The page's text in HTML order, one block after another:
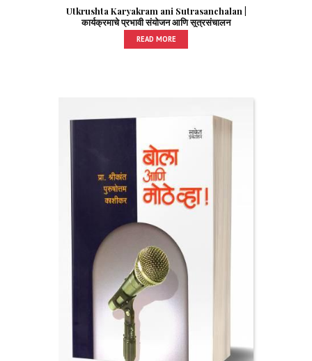
Utkrushta Karyakram ani Sutrasanchalan |
कार्यक्रमाचे प्रभावी संयोजन आणि सूत्रसंचालन
READ MORE